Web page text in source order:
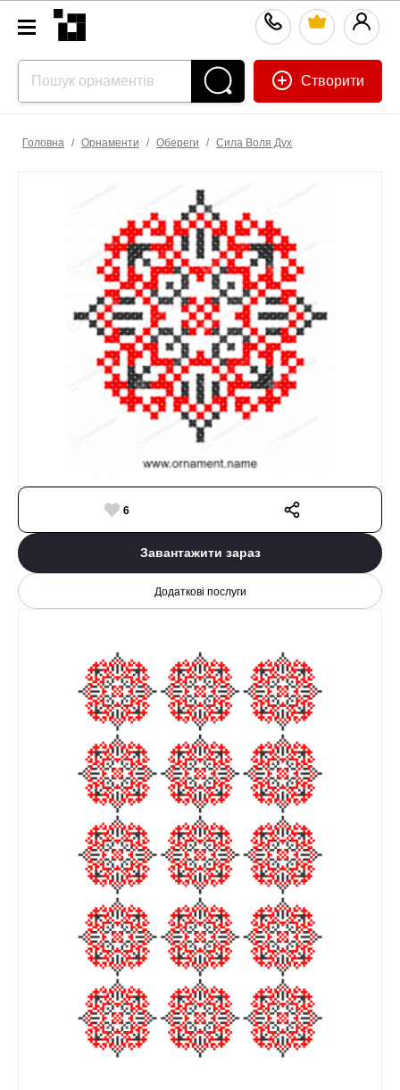
Створити
Головна / Орнаменти / Обереги / Сила Воля Дух
6
Завантажити зараз
Додаткові послуги